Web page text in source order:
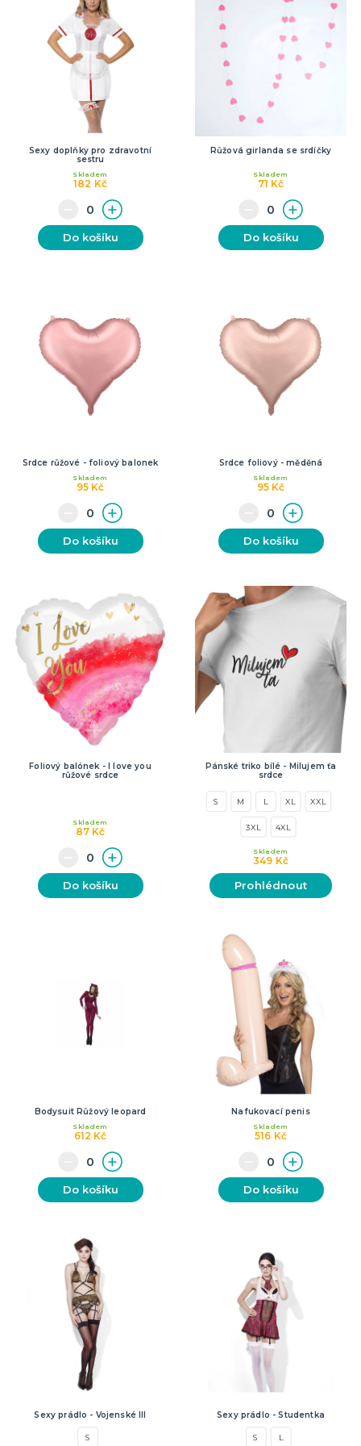
Sexy doplňky pro zdravotní
sestru
182 Kč
Skladem
Do košíku
Růžová girlanda se srdíčky
71 Kč
Skladem
Do košíku
Srdce růžové - foliový balonek
95 Kč
Skladem
Do košíku
Srdce foliový - měděná
95 Kč
Skladem
Do košíku
Foliový balónek - I love you
růžové srdce
87 Kč
Skladem
Do košíku
Pánské triko bílé - Milujem ťa
srdce
S M L XL XXL
3XL 4XL
349 Kč
Skladem
Prohlédnout
Bodysuit Růžový leopard
612 Kč
Skladem
Do košíku
Nafukovací penis
516 Kč
Skladem
Do košíku
Sexy prádlo - Vojenské III
S
Sexy prádlo - Studentka
S L